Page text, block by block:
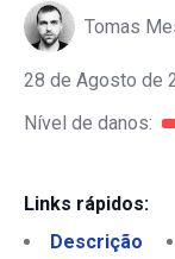
Tomas
28 de Agosto de
Nível de danos:
Links rápidos:
Descrição